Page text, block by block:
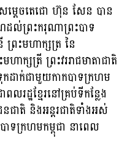
ម្តេចតេជោ ហ៊ុន សែន បាន
ល់ព្រះករុណាព្រះបាទ
រះមហាក្សត្រ នៃ
ាក្សត្រី ព្រះវររាជមាតា​ជាតិ
កដាក់ជាមួយកាកបាទក្រហម
រដ្ឋខ្មែរនៅគ្រប់ទីកន្លែង
តិ និងអន្តរជាតិទាំងអស់
ក្រហមកម្ពុជា នាពេល